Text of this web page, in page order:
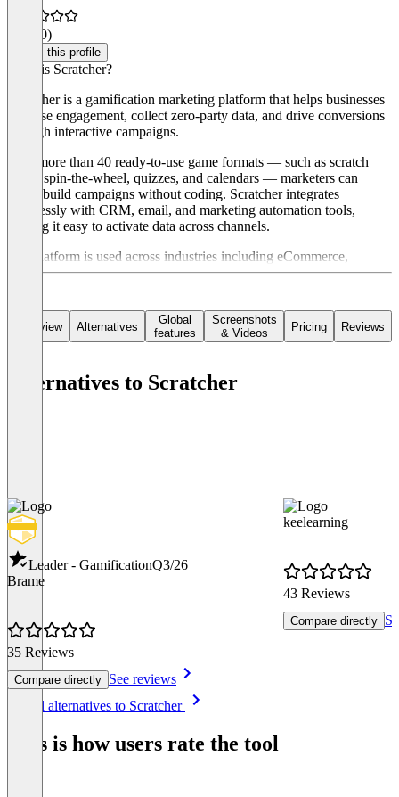
(10)
Claim this profile
What is Scratcher?
Scratcher is a gamification marketing platform that helps businesses
increase engagement, collect zero-party data, and drive conversions
through interactive campaigns.
With more than 40 ready-to-use game formats — such as scratch
cards, spin-the-wheel, quizzes, and calendars — marketers can
easily build campaigns without coding. Scratcher integrates
seamlessly with CRM, email, and marketing automation tools,
making it easy to activate data across channels.
The platform is used across industries including eCommerce,
FMCG, retail, and events, and is supported by professional services
Overview Alternatives
Global
features
Screenshots
& Videos
Pricing Reviews
Alternatives to Scratcher
Leader - GamificationQ3/26
Brame
35 Reviews
Compare directly See reviews
keelearning
43 Reviews
Compare directly
See all alternatives to Scratcher
This is how users rate the tool